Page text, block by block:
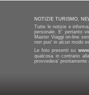
NOTIZIE TURISMO,
Tutte le notizie e
personale. E' pertanto
Master Viaggi on-line
non puo' in alcun modo
Le foto presenti su
qualcosa in contrario
provvedera'